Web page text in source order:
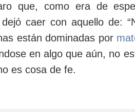
que, como era de
caer con aquello de:
están dominadas por
en algo que aún, no
es cosa de fe.